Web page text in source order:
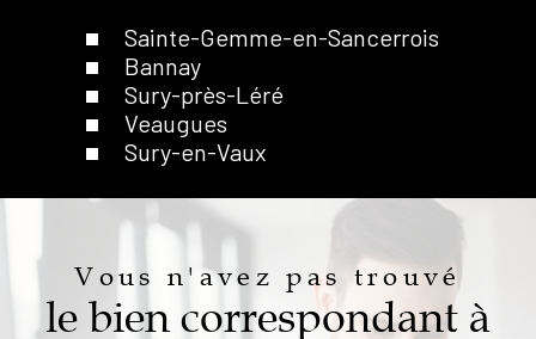
Sainte-Gemme-en-Sancerrois
Bannay
Sury-près-Léré
Veaugues
Sury-en-Vaux
Vous n'avez pas trouvé
le bien correspondant à